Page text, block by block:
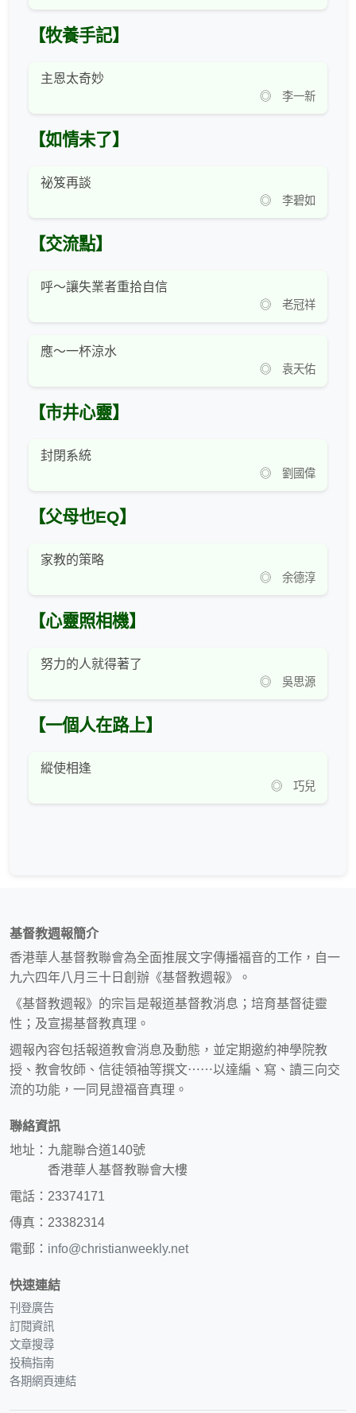
【牧養手記】
主恩太奇妙
◎ 李一新
【如情未了】
祕笈再談
◎ 李碧如
【交流點】
呼～讓失業者重拾自信
◎ 老冠祥
應～一杯涼水
◎ 袁天佑
【市井心靈】
封閉系統
◎ 劉國偉
【父母也EQ】
家教的策略
◎ 余德淳
【心靈照相機】
努力的人就得著了
◎ 吳思源
【一個人在路上】
縱使相逢
◎ 巧兒
基督教週報簡介
香港華人基督教聯會為全面推展文字傳播福音的工作，自一
九六四年八月三十日創辦《基督教週報》。
《基督教週報》的宗旨是報道基督教消息；培育基督徒靈
性；及宣揚基督教真理。
週報內容包括報道教會消息及動態，並定期邀約神學院教
授、教會牧師、信徒領袖等撰文⋯⋯以達編、寫、讀三向交
流的功能，一同見證福音真理。
聯絡資訊
地址：九龍聯合道140號
香港華人基督教聯會大樓
電話：23374171
傳真：23382314
電郵： info@christianweekly.net
快速連結
刊登廣告
訂閱資訊
文章搜尋
投稿指南
各期網頁連結